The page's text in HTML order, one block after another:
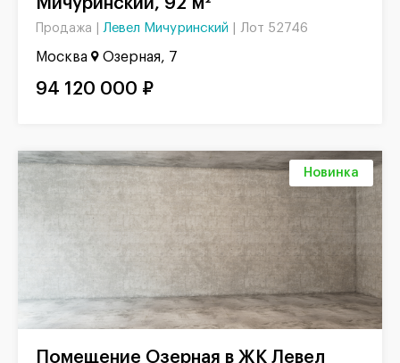
Продажа | Левел Мичуринский Лот 52746
Москва Озерная, 7
94 120 000 ₽
Новинка
Помещение Озерная в ЖК Левел